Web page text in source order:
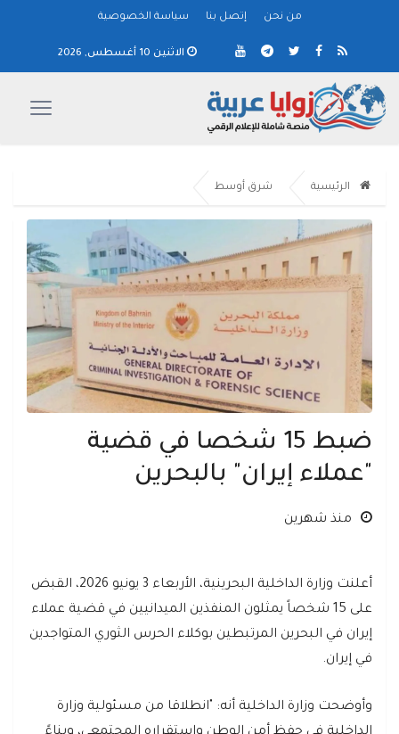
من نحن إتصل بنا سياسة الخصوصية
الاثنين 10 أغسطس, 2026
الرئيسية شرق أوسط
ضبط 15 شخصا في قضية
"عملاء إيران" بالبحرين
منذ شهرين
أعلنت وزارة الداخلية البحرينية، الأربعاء 3 يونيو 2026، القبض
على 15 شخصاً يمثلون المنفذين الميدانيين في قضية عملاء
إيران في البحرين المرتبطين بوكلاء الحرس الثوري المتواجدين
في إيران.
وأوضحت وزارة الداخلية أنه: "انطلاقا من مسئولية وزارة